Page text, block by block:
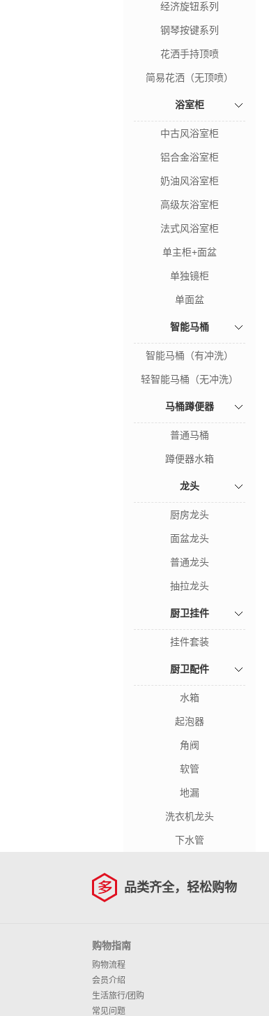
经济旋钮系列
钢琴按键系列
花洒手持顶喷
简易花洒（无顶喷）
浴室柜
中古风浴室柜
铝合金浴室柜
奶油风浴室柜
高级灰浴室柜
法式风浴室柜
单主柜+面盆
单独镜柜
单面盆
智能马桶
智能马桶（有冲洗）
轻智能马桶（无冲洗）
马桶蹲便器
普通马桶
蹲便器水箱
龙头
厨房龙头
面盆龙头
普通龙头
抽拉龙头
厨卫挂件
挂件套装
厨卫配件
水箱
起泡器
角阀
软管
地漏
洗衣机龙头
下水管
品类齐全，轻松购物
购物指南
购物流程
会员介绍
生活旅行/团购
常见问题